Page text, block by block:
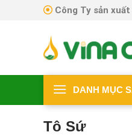
Công Ty sản
DANH MỤC
Tô Sứ